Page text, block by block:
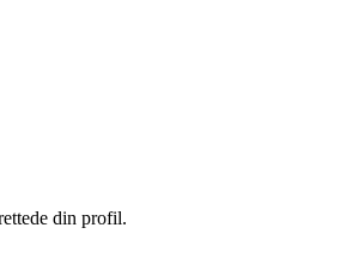
din profil.